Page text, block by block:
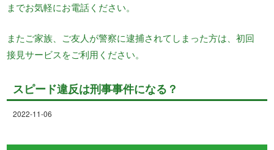
までお気軽にお電話ください。
またご家族、ご友人が警察に逮捕されてしまった方は、初回
接見サービスをご利用ください。
スピード違反は刑事事件になる？
2022-11-06